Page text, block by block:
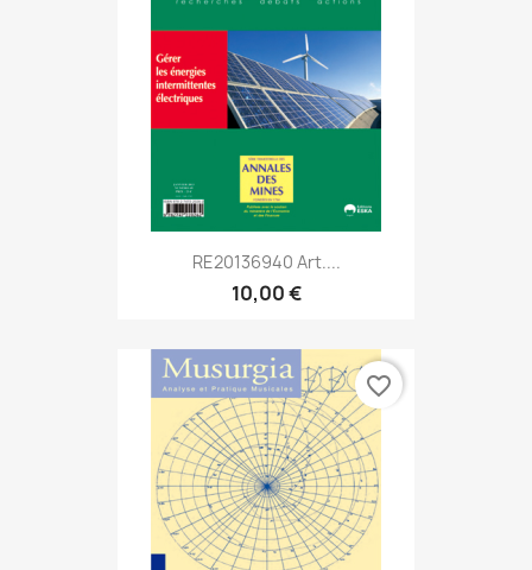
RE20136940 Art....
10,00 €
favorite_border